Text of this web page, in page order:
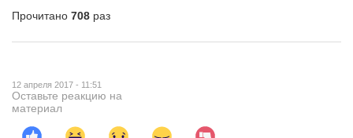
Прочитано 708 раз
12 апреля 2017 - 11:51
Оставьте реакцию на
материал